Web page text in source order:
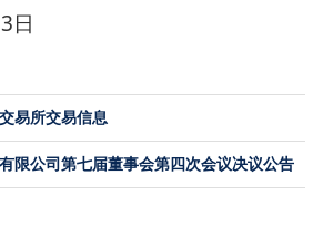
日
易所交易信息
限公司第七届董事会第四次会议决议公告